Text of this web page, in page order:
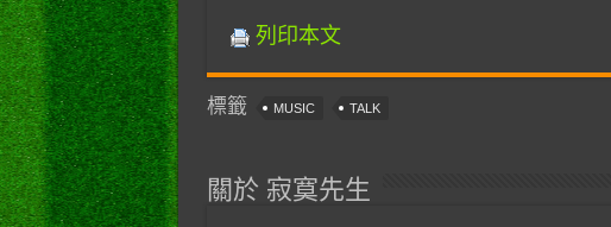
列印本文
標籤 MUSIC TALK
關於 寂寞先生